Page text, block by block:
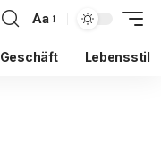
Aa
Geschäft Lebensstil